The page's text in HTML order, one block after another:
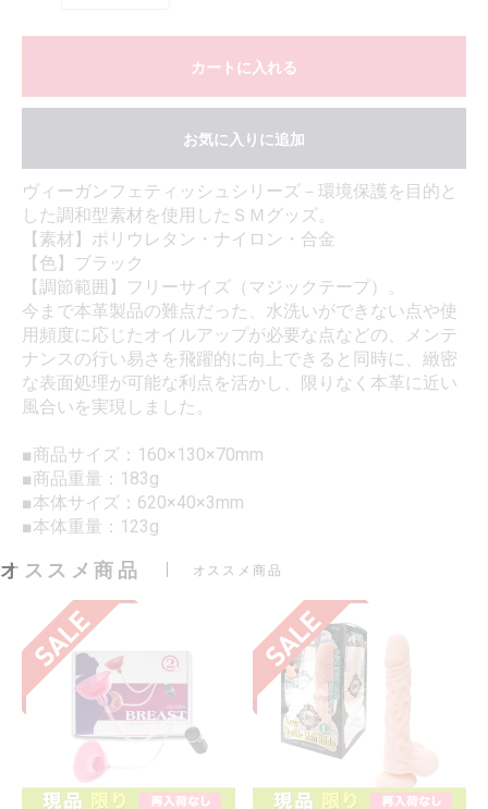
カートに入れる
お気に入りに追加
ヴィーガンフェティッシュシリーズ－環境保護を目的と
した調和型素材を使用したＳＭグッズ。
【素材】ポリウレタン・ナイロン・合金
【色】ブラック
【調節範囲】フリーサイズ（マジックテープ）。
今まで本革製品の難点だった、水洗いができない点や使
用頻度に応じたオイルアップが必要な点などの、メンテ
ナンスの行い易さを飛躍的に向上できると同時に、緻密
な表面処理が可能な利点を活かし、限りなく本革に近い
風合いを実現しました。
■商品サイズ：160×130×70mm
■商品重量：183g
■本体サイズ：620×40×3mm
■本体重量：123g
オススメ商品 オススメ商品